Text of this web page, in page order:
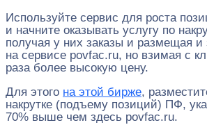
Используйте сервис для роста
и начните оказывать услугу по
получая у них заказы и размещая
на сервисе povfac.ru, но взимая с
раза более высокую цену.
Для этого на этой бирже,
накрутке (подъему позиций) ПФ,
70% выше чем здесь povfac.ru.